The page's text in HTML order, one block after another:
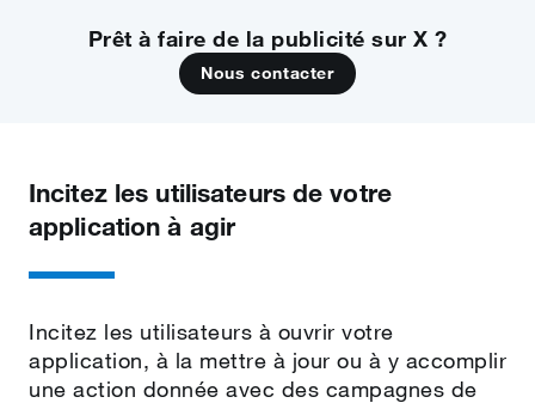
Prêt à faire de la publicité sur X ?
Nous contacter
Incitez les utilisateurs de votre
application à agir
Incitez les utilisateurs à ouvrir votre
application, à la mettre à jour ou à y accomplir
une action donnée avec des campagnes de